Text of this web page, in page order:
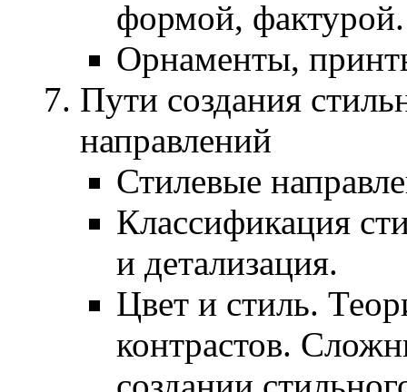
формой, фактурой.
Орнаменты,
Пути создания
направлений
Стилевые
Классификация
и детализация.
Цвет и стиль.
контрастов.